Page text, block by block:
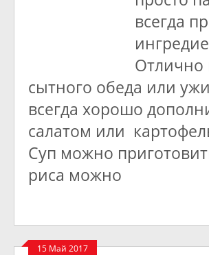
всегда
Отлично
сытного обеда или
всегда хорошо
салатом или
Суп можно
риса можно
15 Май 2017